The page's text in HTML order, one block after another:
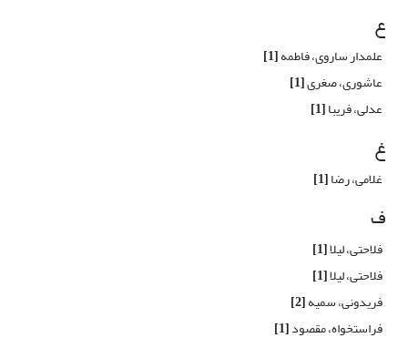
ع
علمدار ساروی، فاطمه[1]
عاشوری، صغری[1]
عدلی، فریبا[1]
غ
غلامی، رضا[1]
ف
فلاحتی، لیلا[1]
فلاحتی، لیلا[1]
فریدونی، سمیه[2]
فراستخواه، مقصود[1]